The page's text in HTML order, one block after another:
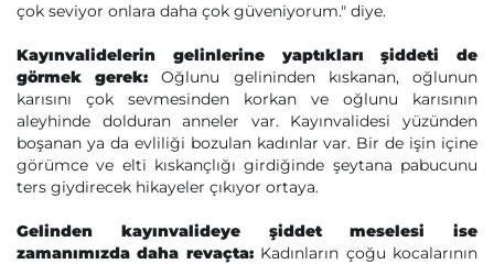
çok seviyor onlara daha çok güveniyorum." diye.
Kayınvalidelerin gelinlerine yaptıkları şiddeti de
görmek gerek: Oğlunu gelininden kıskanan, oğlunun
karısını çok sevmesinden korkan ve oğlunu karısının
aleyhinde dolduran anneler var. Kayınvalidesi yüzünden
boşanan ya da evliliği bozulan kadınlar var. Bir de işin içine
görümce ve elti kıskançlığı girdiğinde şeytana pabucunu
ters giydirecek hikayeler çıkıyor ortaya.
Gelinden kayınvalideye şiddet meselesi ise
zamanımızda daha revaçta:Kadınların çoğu kocalarının